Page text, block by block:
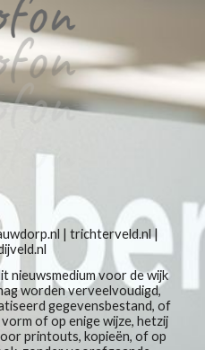
| trichterveld.nl|
nieuwsmedium voor de wijk
worden verveelvoudigd,
gegevensbestand, of
of op enige wijze, hetzij
printouts, kopieën, of op